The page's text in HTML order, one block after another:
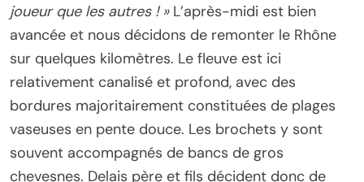
joueur que les autres ! »L’après-midi est bien
avancée et nous décidons de remonter le Rhône
sur quelques kilomètres. Le fleuve est ici
relativement canalisé et profond, avec des
bordures majoritairement constituées de plages
vaseuses en pente douce. Les brochets y sont
souvent accompagnés de bancs de gros
chevesnes. Delais père et fils décident donc de